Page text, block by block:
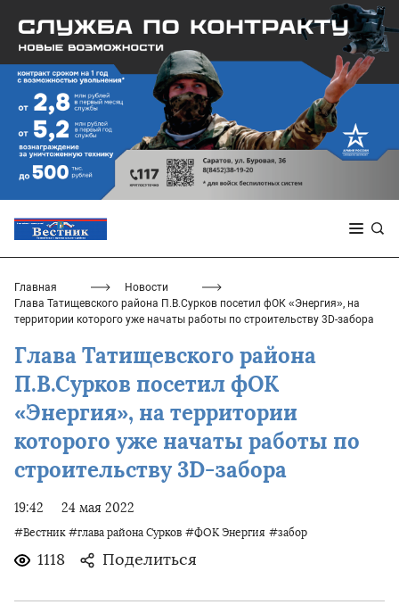
Главная
Новости
Глава Татищевского района П.В.Сурков посетил фОК «Энергия», на
территории которого уже начаты работы по строительству 3D-забора
Глава Татищевского района
П.В.Сурков посетил фОК
«Энергия», на территории
которого уже начаты работы по
строительству 3D-забора
19:42 24 мая 2022
#Вестник #глава района Сурков #ФОК Энергия #забор
1118 Поделиться